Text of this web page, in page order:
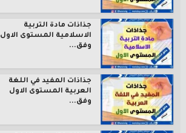
جذاذات مادة التربية
الاسلامية المستوى الاول
وفق...
جذاذات المفيد في اللغة
العربية المستوى الاول
وفق...